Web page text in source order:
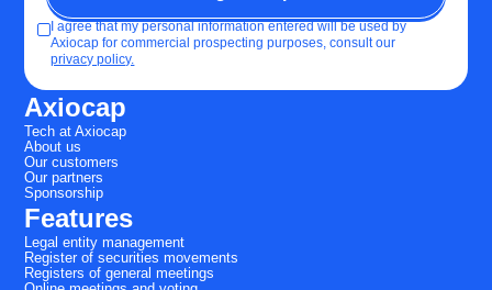
I agree that my personal information entered will be used by
Axiocap for commercial prospecting purposes, consult our
privacy policy.
Axiocap
Tech at Axiocap
About us
Our customers
Our partners
Sponsorship
Features
Legal entity management
Register of securities movements
Registers of general meetings